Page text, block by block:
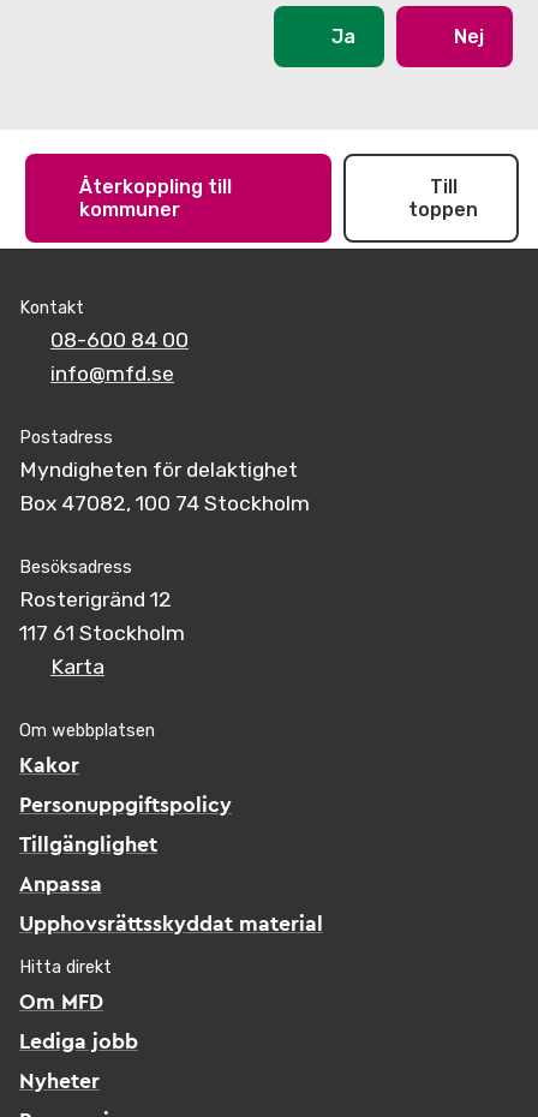
Ja Nej
Återkoppling till
kommuner
Till
toppen
Kontakt
08-600 84 00
info@mfd.se
Postadress
Myndigheten för delaktighet
Box 47082, 100 74 Stockholm
Besöksadress
Rosterigränd 12
117 61 Stockholm
Karta
Om webbplatsen
Kakor
Personuppgiftspolicy
Tillgänglighet
Anpassa
Upphovsrättsskyddat material
Hitta direkt
Om MFD
Lediga jobb
Nyheter